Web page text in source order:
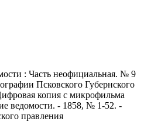
: Часть неофициальная. № 9
Псковского Губернского
копия с микрофильма
ведомости. - 1858, № 1-52. -
правления